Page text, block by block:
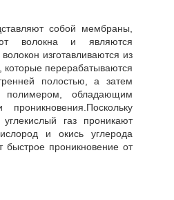
собой мембраны,
волокна и являются
изготавливаются из
перерабатываются
полостью, а затем
полимером, обладающим
проникновения.Поскольку
газ проникают
и окись углерода
быстрое проникновение от